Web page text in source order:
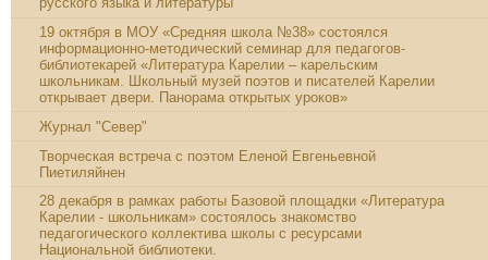
19 октября в МОУ «Средняя школа №38» состоялся
информационно-методический семинар для педагогов-
библиотекарей «Литература Карелии – карельским
школьникам. Школьный музей поэтов и писателей Карелии
открывает двери. Панорама открытых уроков»
Журнал "Север"
Творческая встреча с поэтом Еленой Евгеньевной
Пиетиляйнен
28 декабря в рамках работы Базовой площадки «Литература
Карелии - школьникам» состоялось знакомство
педагогического коллектива школы с ресурсами
Национальной библиотеки.